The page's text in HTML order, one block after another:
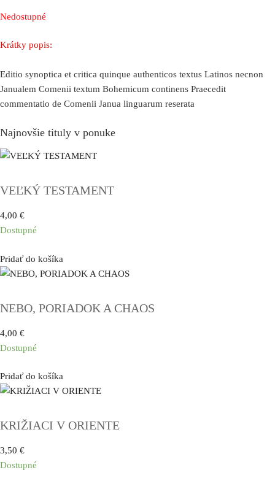
Nedostupné
Krátky popis:
Editio synoptica et critica quinque authenticos textus Latinos necnon
Janualem Comenii textum Bohemicum continens Praecedit
commentatio de Comenii Janua linguarum reserata
Najnovšie tituly v ponuke
VEĽKÝ TESTAMENT
4,00 €
Dostupné
Pridať do košíka
NEBO, PORIADOK A CHAOS
4,00 €
Dostupné
Pridať do košíka
KRIŽIACI V ORIENTE
3,50 €
Dostupné